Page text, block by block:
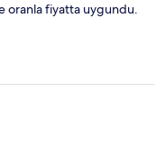
oranla fiyatta uygundu.